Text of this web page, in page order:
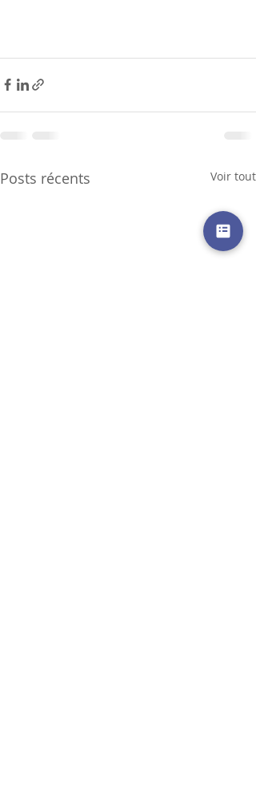
Posts récents Voir tout